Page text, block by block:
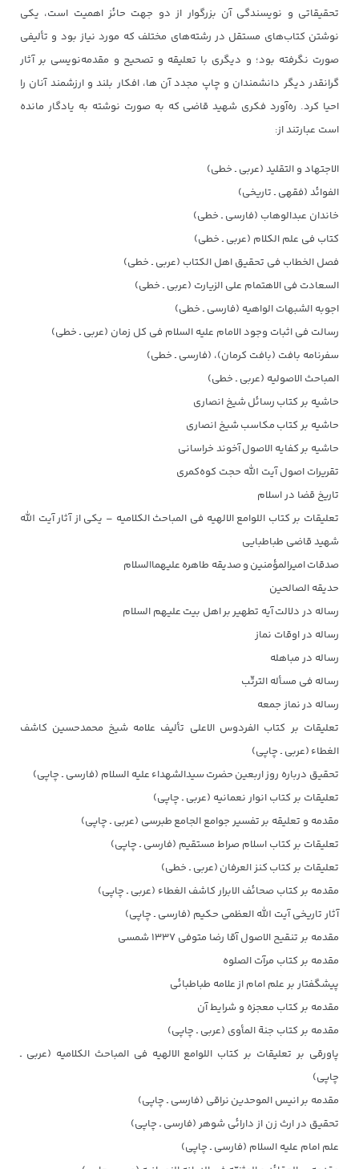
تحقیقاتی و نویسندگی آن بزرگوار از دو جهت حائز اهمیت است، یکی
نوشتن کتاب‌های مستقل در رشته‌های مختلف که مورد نیاز بود و تألیفی
صورت نگرفته بود؛ و دیگری با تعلیقه و تصحیح و مقدمه‌نویسی بر آثار
گرانقدر دیگر دانشمندان و چاپ مجدد آن ها، افکار بلند و ارزشمند آنان را
احیا کرد. ره‌آورد فکری شهید قاضی که به صورت نوشته به یادگار مانده
است عبارتند از:
الاجتهاد و التقلید (عربی ـ خطی)
الفوائد (فقهی ـ تاریخی)
خاندان عبدالوهاب (فارسی ـ خطی)
کتاب فی علم الکلام (عربی ـ خطی)
فصل الخطاب فی تحقیق اهل الکتاب (عربی ـ خطی)
السعادت فی الاهتمام علی الزیارت (عربی ـ خطی)
اجوبه الشبهات الواهیه (فارسی ـ خطی)
رسالت فی اثبات وجود الامام علیه السلام فی کل زمان (عربی ـ خطی)
سفرنامه بافت (بافت کرمان)، (فارسی ـ خطی)
المباحث الاصولیه (عربی ـ خطی)
حاشیه بر کتاب رسائل شیخ انصاری
حاشیه بر کتاب مکاسب شیخ انصاری
حاشیه بر کفایه الاصول آخوند خراسانی
تقریرات اصول آیت الله حجت کوه‌کمری
تاریخ قضا در اسلام
تعلیقات بر کتاب اللوامع الالهیه فی المباحث الکلامیه – یکی از آثار آیت الله
شهید قاضی طباطبایی
صدقات امیرالمؤمنین و صدیقه طاهره علیهماالسلام
حدیقه الصالحین
رساله در دلالت آیه تطهیر بر اهل بیت علیهم السلام
رساله در اوقات نماز
رساله در مباهله
رساله فی مسأله الترتّب
رساله در نماز جمعه
تعلیقات بر کتاب الفردوس الاعلی تألیف علامه شیخ محمدحسین کاشف
الغطاء (عربی ـ چاپی)
تحقیق درباره روز اربعین حضرت سیدالشهداء علیه السلام (فارسی ـ چاپی)
تعلیقات بر کتاب انوار نعمانیه (عربی ـ چاپی)
مقدمه و تعلیقه بر تفسیر جوامع الجامع طبرسی (عربی ـ چاپی)
تعلیقات بر کتاب اسلام صراط مستقیم (فارسی ـ چاپی)
تعلیقات بر کتاب کنز العرفان (عربی ـ خطی)
مقدمه بر کتاب صحائف الابرار کاشف الغطاء (عربی ـ چاپی)
آثار تاریخی آیت الله العظمی حکیم (فارسی ـ چاپی)
مقدمه بر تنقیح الاصول آقا رضا متوفی ۱۳۳۷ شمسی
مقدمه بر کتاب مرآت الصلوه
پیشگفتار بر علم امام از علامه طباطبائی
مقدمه بر کتاب معجزه و شرایط آن
مقدمه بر کتاب جنة المأوی (عربی ـ چاپی)
پاورقی بر تعلیقات بر کتاب اللوامع الالهیه فی المباحث الکلامیه (عربی ـ
چاپی)
مقدمه بر انیس الموحدین نراقی (فارسی ـ چاپی)
تحقیق در ارث زن از دارائی شوهر (فارسی ـ چاپی)
علم امام علیه السلام (فارسی ـ چاپی)